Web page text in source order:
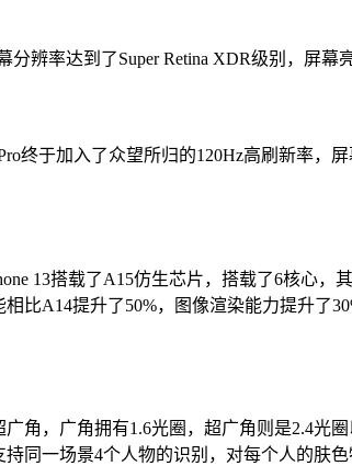
辨率达到了Super Retina XDR级别，屏
终于加入了众望所归的120Hz高刷新率
13搭载了A15仿生芯片，搭载了6核心
比A14提升了50%，图像渲染能力提升了
角，广角拥有1.6光圈，超广角则是2.4
同一场景4个人物的识别，对每个人的肤色